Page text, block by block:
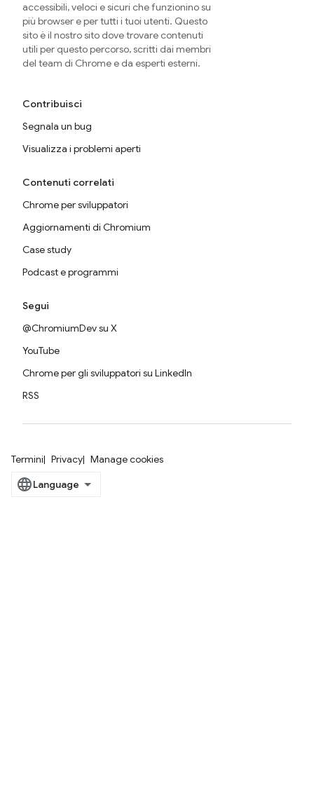
accessibili, veloci e sicuri che funzionino su
più browser e per tutti i tuoi utenti. Questo
sito è il nostro sito dove trovare contenuti
utili per questo percorso, scritti dai membri
del team di Chrome e da esperti esterni.
Contribuisci
Segnala un bug
Visualizza i problemi aperti
Contenuti correlati
Chrome per sviluppatori
Aggiornamenti di Chromium
Case study
Podcast e programmi
Segui
@ChromiumDev su X
YouTube
Chrome per gli sviluppatori su LinkedIn
RSS
Termini Privacy Manage cookies